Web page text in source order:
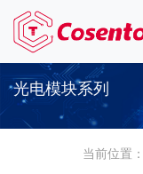
光电模块系列
当前位置：